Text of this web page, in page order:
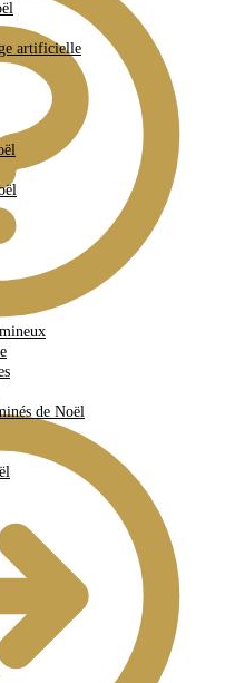
artificielle
de Noël